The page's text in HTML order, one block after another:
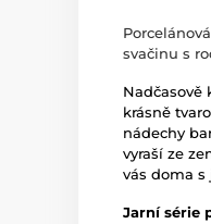
Porcelánová
svačinu s
Nadčasově
krásně
nádechy
vyraší ze
vás doma
Jarní série